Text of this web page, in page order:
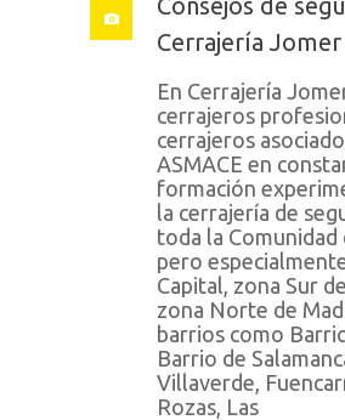
Cerrajería Jomer
En Cerrajería
cerrajeros
cerrajeros
ASMACE en
formación
la cerrajería de
toda la Comunidad
pero
Capital, zona Sur
zona Norte de
barrios como
Barrio de
Villaverde,
Rozas, Las